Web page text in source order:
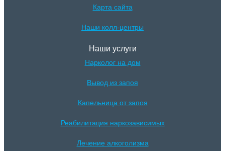
Карта сайта
Наши колл-центры
Наши услуги
Нарколог на дом
Вывод из запоя
Капельница от запоя
Реабилитация наркозависимых
Лечение алкоголизма